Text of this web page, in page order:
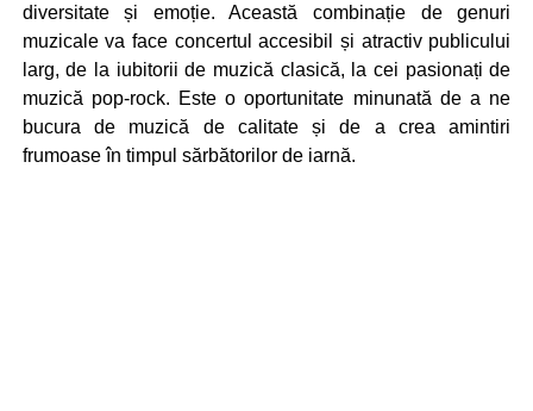
diversitate și emoție. Această combinație de genuri
muzicale va face concertul accesibil și atractiv publicului
larg, de la iubitorii de muzică clasică, la cei pasionați de
muzică pop-rock. Este o oportunitate minunată de a ne
bucura de muzică de calitate și de a crea amintiri
frumoase în timpul sărbătorilor de iarnă.